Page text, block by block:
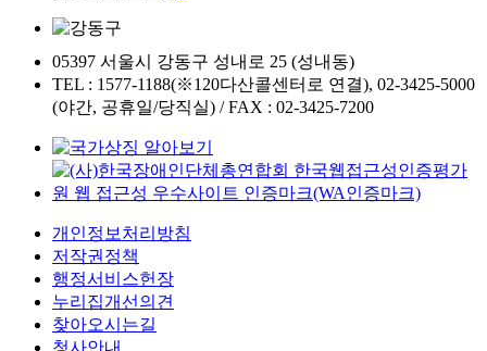
05397 서울시 강동구 성내로 25 (성내동)
TEL : 1577-1188(※120다산콜센터로 연결), 02-3425-5000
(야간, 공휴일/당직실) / FAX : 02-3425-7200
개인정보처리방침
저작권정책
행정서비스헌장
누리집개선의견
찾아오시는길
청사안내